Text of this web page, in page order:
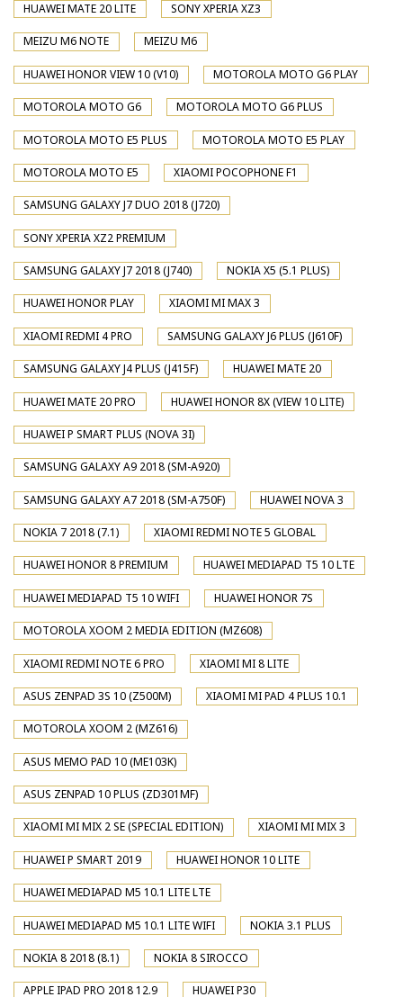
HUAWEI MATE 20 LITE SONY XPERIA XZ3
MEIZU M6 NOTE MEIZU M6
HUAWEI HONOR VIEW 10 (V10) MOTOROLA MOTO G6 PLAY
MOTOROLA MOTO G6 MOTOROLA MOTO G6 PLUS
MOTOROLA MOTO E5 PLUS MOTOROLA MOTO E5 PLAY
MOTOROLA MOTO E5 XIAOMI POCOPHONE F1
SAMSUNG GALAXY J7 DUO 2018 (J720)
SONY XPERIA XZ2 PREMIUM
SAMSUNG GALAXY J7 2018 (J740) NOKIA X5 (5.1 PLUS)
HUAWEI HONOR PLAY XIAOMI MI MAX 3
XIAOMI REDMI 4 PRO SAMSUNG GALAXY J6 PLUS (J610F)
SAMSUNG GALAXY J4 PLUS (J415F) HUAWEI MATE 20
HUAWEI MATE 20 PRO HUAWEI HONOR 8X (VIEW 10 LITE)
HUAWEI P SMART PLUS (NOVA 3I)
SAMSUNG GALAXY A9 2018 (SM-A920)
SAMSUNG GALAXY A7 2018 (SM-A750F) HUAWEI NOVA 3
NOKIA 7 2018 (7.1) XIAOMI REDMI NOTE 5 GLOBAL
HUAWEI HONOR 8 PREMIUM HUAWEI MEDIAPAD T5 10 LTE
HUAWEI MEDIAPAD T5 10 WIFI HUAWEI HONOR 7S
MOTOROLA XOOM 2 MEDIA EDITION (MZ608)
XIAOMI REDMI NOTE 6 PRO XIAOMI MI 8 LITE
ASUS ZENPAD 3S 10 (Z500M) XIAOMI MI PAD 4 PLUS 10.1
MOTOROLA XOOM 2 (MZ616)
ASUS MEMO PAD 10 (ME103K)
ASUS ZENPAD 10 PLUS (ZD301MF)
XIAOMI MI MIX 2 SE (SPECIAL EDITION) XIAOMI MI MIX 3
HUAWEI P SMART 2019 HUAWEI HONOR 10 LITE
HUAWEI MEDIAPAD M5 10.1 LITE LTE
HUAWEI MEDIAPAD M5 10.1 LITE WIFI NOKIA 3.1 PLUS
NOKIA 8 2018 (8.1) NOKIA 8 SIROCCO
APPLE IPAD PRO 2018 12.9 HUAWEI P30